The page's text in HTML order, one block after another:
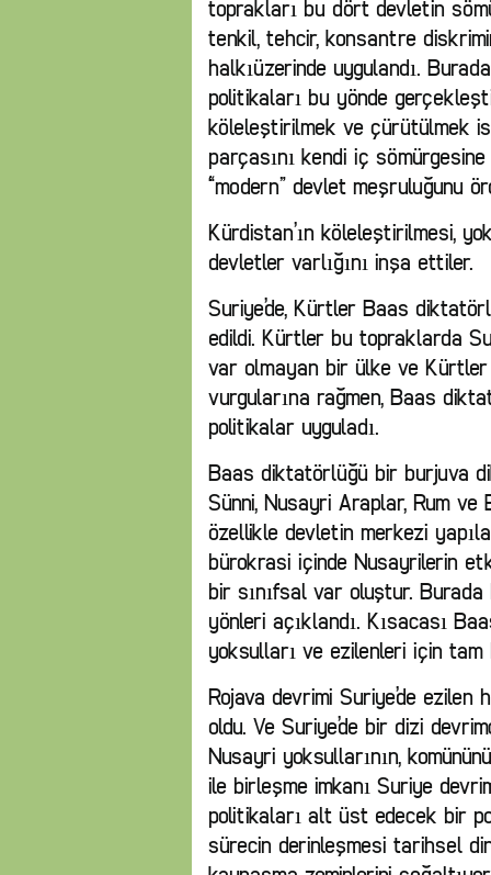
toprakları bu dört devletin
tenkil, tehcir, konsantre
halkıüzerinde uygulandı.
politikaları bu yönde
köleleştirilmek ve çürütülmek
parçasını kendi iç
“modern” devlet meşruluğunu
Kürdistan’ın köleleştirilmesi,
devletler varlığını inşa ettiler.
Suriye’de, Kürtler Baas
edildi. Kürtler bu topraklarda
var olmayan bir ülke ve
vurgularına rağmen, Baas
politikalar uyguladı.
Baas diktatörlüğü bir burjuva
Sünni, Nusayri Araplar, Rum ve
özellikle devletin merkezi
bürokrasi içinde Nusayrilerin
bir sınıfsal var oluştur.
yönleri açıklandı. Kısacası
yoksulları ve ezilenleri için
Rojava devrimi Suriye’de
oldu. Ve Suriye’de bir dizi
Nusayri yoksullarının,
ile birleşme imkanı Suriye
politikaları alt üst edecek bir
sürecin derinleşmesi tarihsel